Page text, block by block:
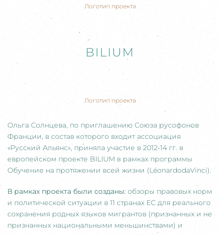
Логотип проекта
BILIUM
Логотип проекта
Ольга Солнцева, по приглашению Союза русофонов
Франции, в состав которого входит ассоциация
«Русский Альянс», приняла участие в 2012-14 гг. в
европейском проекте BILIUM в рамках программы
Обучение на протяжении всей жизни (LéonardodaVinci).
В рамках проекта были созданы: обзоры правовых норм
и политической ситуации в 11 странах ЕС для реального
сохранения родных языков мигрантов (признанных и не
признанных национальными меньшинствами) и